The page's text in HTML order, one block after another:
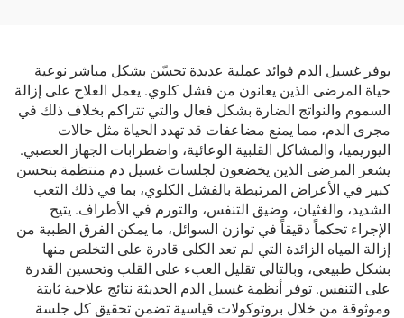
يوفر غسيل الدم فوائد عملية عديدة تحسّن بشكل مباشر نوعية
حياة المرضى الذين يعانون من فشل كلوي. يعمل العلاج على إزالة
السموم والنواتج الضارة بشكل فعال والتي تتراكم بخلاف ذلك في
مجرى الدم، مما يمنع مضاعفات قد تهدد الحياة مثل حالات
اليوريميا، والمشاكل القلبية الوعائية، واضطرابات الجهاز العصبي.
يشعر المرضى الذين يخضعون لجلسات غسيل دم منتظمة بتحسن
كبير في الأعراض المرتبطة بالفشل الكلوي، بما في ذلك التعب
الشديد، والغثيان، وضيق التنفس، والتورم في الأطراف. يتيح
الإجراء تحكماً دقيقاً في توازن السوائل، ما يمكن الفرق الطبية من
إزالة المياه الزائدة التي لم تعد الكلى قادرة على التخلص منها
بشكل طبيعي، وبالتالي تقليل العبء على القلب وتحسين القدرة
على التنفس. توفر أنظمة غسيل الدم الحديثة نتائج علاجية ثابتة
وموثوقة من خلال بروتوكولات قياسية تضمن تحقيق كل جلسة